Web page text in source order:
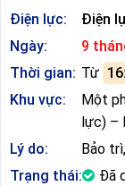
Điện lực:
Điện
Ngày:
9
Thời gian: Từ
Khu vực:
Một
lực) –
Lý do:
Bảo
Trạng thái:
Đã